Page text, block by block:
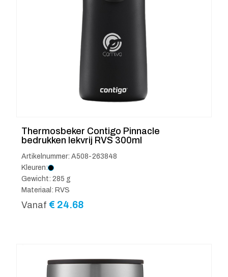
Thermosbeker Contigo Pinnacle
bedrukken lekvrij RVS 300ml
Artikelnummer: A508-263848
Kleuren:
Gewicht: 285 g
Materiaal: RVS
Vanaf € 24.68